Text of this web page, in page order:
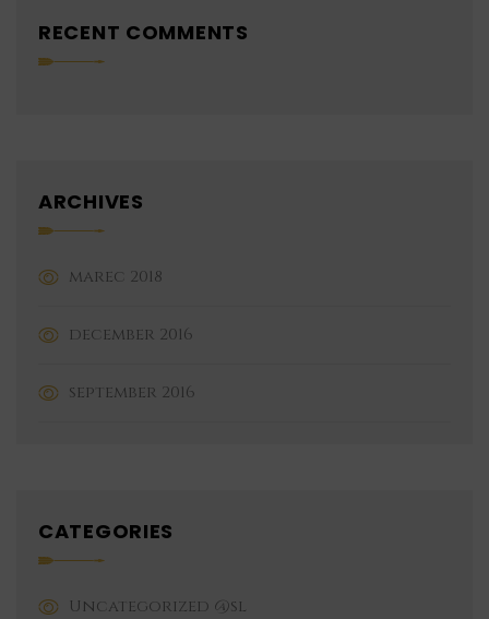
RECENT COMMENTS
ARCHIVES
marec 2018
december 2016
september 2016
CATEGORIES
Uncategorized @sl